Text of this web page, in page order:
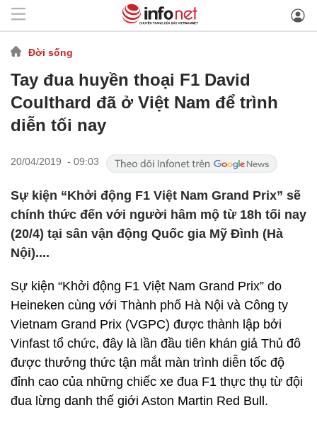
Đời sống
Tay đua huyền thoại F1 David
Coulthard đã ở Việt Nam để trình
diễn tối nay
20/04/2019 - 09:03
Sự kiện “Khởi động F1 Việt Nam Grand Prix” sẽ
chính thức đến với người hâm mộ từ 18h tối nay
(20/4) tại sân vận động Quốc gia Mỹ Đình (Hà
Nội)....
Sự kiện “Khởi động F1 Việt Nam Grand Prix” do
Heineken cùng với Thành phố Hà Nội và Công ty
Vietnam Grand Prix (VGPC) được thành lập bởi
Vinfast tổ chức, đây là lần đầu tiên khán giả Thủ đô
được thưởng thức tận mắt màn trình diễn tốc độ
đỉnh cao của những chiếc xe đua F1 thực thụ từ đội
đua lừng danh thế giới Aston Martin Red Bull.